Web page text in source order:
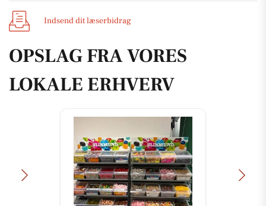
Indsend dit læserbidrag
OPSLAG FRA VORES
LOKALE ERHVERV